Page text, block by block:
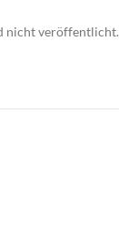
nicht veröffentlicht.